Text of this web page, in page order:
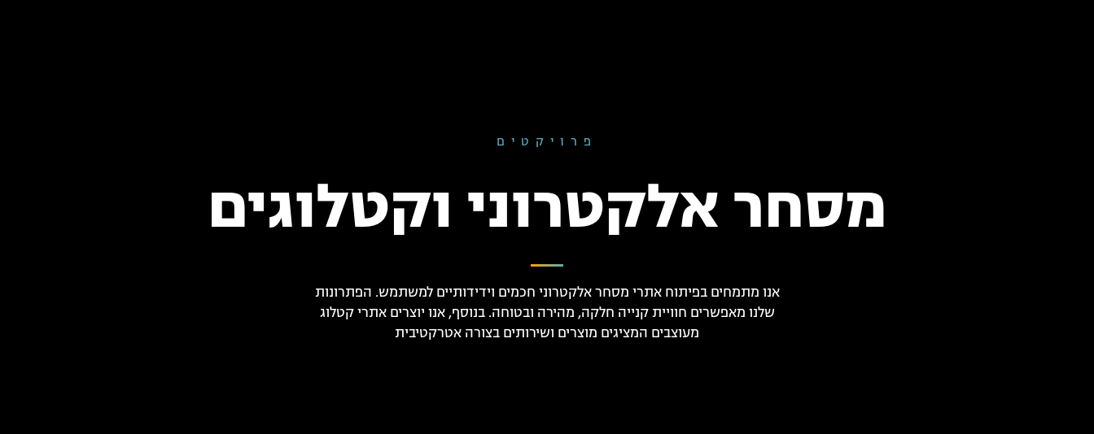
פרויקטים
מסחר אלקטרוני וקטלוגים
אנו מתמחים בפיתוח אתרי מסחר אלקטרוני חכמים וידידותיים למשתמש. הפתרונות
שלנו מאפשרים חוויית קנייה חלקה, מהירה ובטוחה. בנוסף, אנו יוצרים אתרי קטלוג
מעוצבים המציגים מוצרים ושירותים בצורה אטרקטיבית